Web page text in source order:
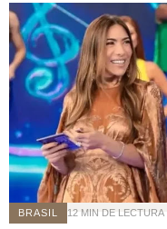
BRASIL 12 MIN DE LECTURA